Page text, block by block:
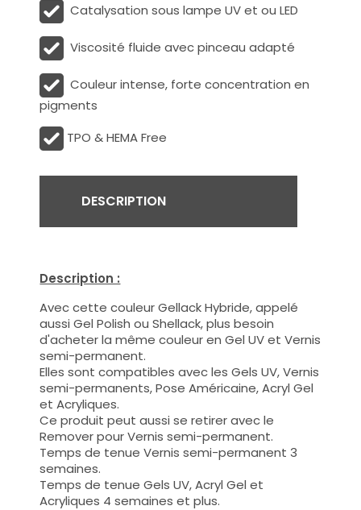
Catalysation sous lampe UV et ou LED
Viscosité fluide avec pinceau adapté
Couleur intense, forte concentration en
pigments
TPO & HEMA Free
DESCRIPTION
Description :
Avec cette couleur Gellack Hybride, appelé
aussi Gel Polish ou Shellack, plus besoin
d'acheter la même couleur en Gel UV et Vernis
semi-permanent.
Elles sont compatibles avec les Gels UV, Vernis
semi-permanents, Pose Américaine, Acryl Gel
et Acryliques.
Ce produit peut aussi se retirer avec le
Remover pour Vernis semi-permanent.
Temps de tenue Vernis semi-permanent 3
semaines.
Temps de tenue Gels UV, Acryl Gel et
Acryliques 4 semaines et plus.